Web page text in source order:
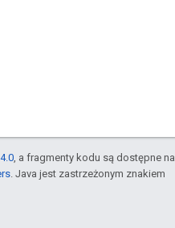
, a fragmenty kodu są dostępne na
. Java jest zastrzeżonym znakiem